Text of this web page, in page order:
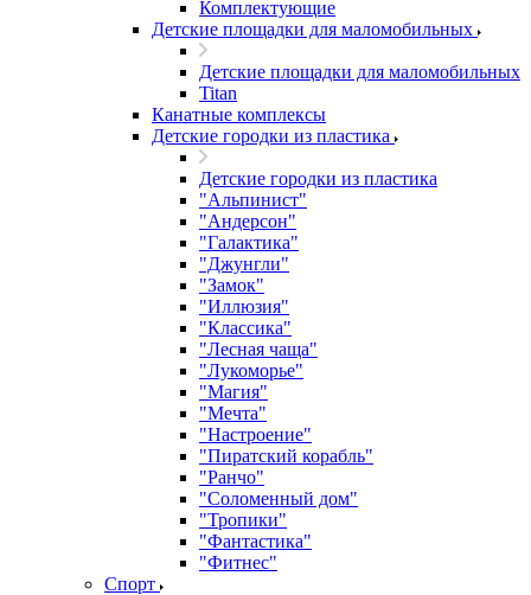
Комплектующие
Детские площадки для маломобильных
Детские площадки для маломобильных
Titan
Канатные комплексы
Детские городки из пластика
Детские городки из пластика
"Альпинист"
"Андерсон"
"Галактика"
"Джунгли"
"Замок"
"Иллюзия"
"Классика"
"Лесная чаща"
"Лукоморье"
"Магия"
"Мечта"
"Настроение"
"Пиратский корабль"
"Ранчо"
"Соломенный дом"
"Тропики"
"Фантастика"
"Фитнес"
Спорт